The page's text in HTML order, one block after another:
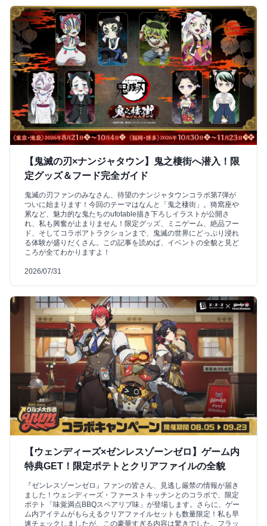
【鬼滅の刃×ナンジャタウン】鬼之棲街へ潜入！限
定グッズ＆フード完全ガイド
鬼滅の刃ファンのみなさん、待望のナンジャタウンコラボ第7弾が
ついに始まります！今回のテーマはなんと「鬼之棲街」。猗窩座や
累など、魅力的な鬼たちのufotable描き下ろしイラストが公開さ
れ、私も興奮が止まりません！限定グッズ、ミニゲーム、絶品フー
ド、そしてコラボアトラクションまで、鬼滅の世界にどっぷり浸れ
る体験が盛りだくさん。この記事を読めば、イベントの全貌と見ど
ころが全てわかりますよ！
2026/07/31
【ウェンディーズ×ゼンレスゾーンゼロ】ゲーム内
特典GET！限定ポテトとクリアファイルの全貌
『ゼンレスゾーンゼロ』ファンの皆さん、見逃し厳禁の情報が届き
ました！ウェンディーズ・ファーストキッチンとのコラボで、限定
ポテト「味覚満点BBQスペアリブ味」が登場します。さらに、ゲー
ム内アイテムがもらえるクリアファイルセットも数量限定！私も早
速チェックしましたが、この豪華すぎる内容は驚きでした。フラッ